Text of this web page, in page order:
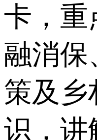
卡，重
融消保
策及乡
识，讲